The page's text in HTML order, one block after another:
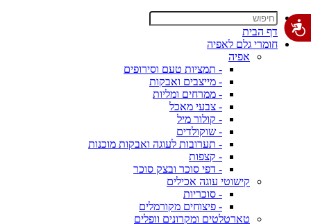
דף הבית
חומרי גלם לאפיה
אפיה
- תמציות טעם וסירופים
- מייצבים ואבקות
- ממרחים ומליות
- צבעי מאכל
- קולור מיל
- שוקולדים
- תערובות לעוגה ואבקות מוכנות
- קצפות
- דפי סוכר ובצק סוכר
קישוטי עוגה אכילים
- סוכריות
- פיצוחים מקורמלים
טארטלטים ומקרונים וופלים